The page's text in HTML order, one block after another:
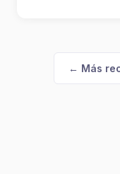
← Más